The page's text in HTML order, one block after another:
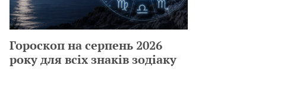
Гороскоп на серпень 2026
року для всіх знаків зодіаку